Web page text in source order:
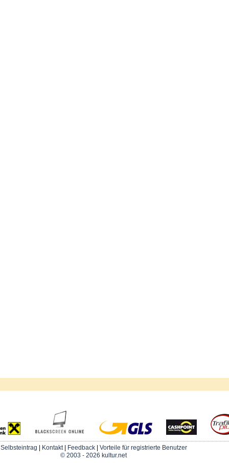
Selbsteintrag Kontakt| Feedback| Vorteile für registrierte Benutzer
© 2003 - 2026 kultur.net